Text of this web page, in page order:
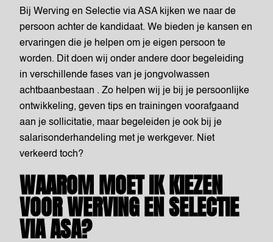
Bij Werving en Selectie via ASA kijken we naar de
persoon achter de kandidaat. We bieden je kansen en
ervaringen die je helpen om je eigen persoon te
worden. Dit doen wij onder andere door begeleiding
in verschillende fases van je jongvolwassen
achtbaanbestaan . Zo helpen wij je bij je persoonlijke
ontwikkeling, geven tips en trainingen voorafgaand
aan je sollicitatie, maar begeleiden je ook bij je
salarisonderhandeling met je werkgever. Niet
verkeerd toch?
WAAROM MOET IK KIEZEN
VOOR WERVING EN SELECTIE
VIA ASA?